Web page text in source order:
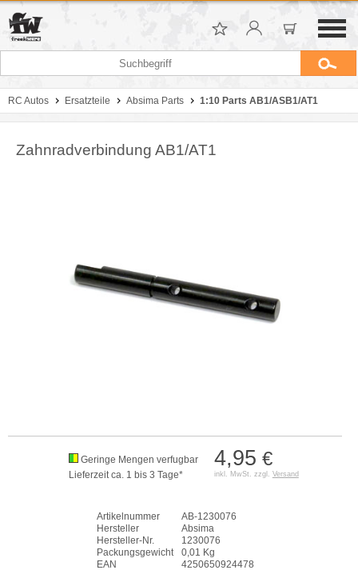
RC Autos Ersatzteile Absima Parts 1:10 Parts AB1/ASB1/AT1
Zahnradverbindung AB1/AT1
4,95 €
inkl. MwSt. zzgl. Versand
Geringe Mengen verfugbar
Lieferzeit ca. 1 bis 3 Tage*
Artikelnummer
AB-1230076
Hersteller
Absima
Hersteller-Nr.
1230076
Packungsgewicht
0,01 Kg
EAN
4250650924478